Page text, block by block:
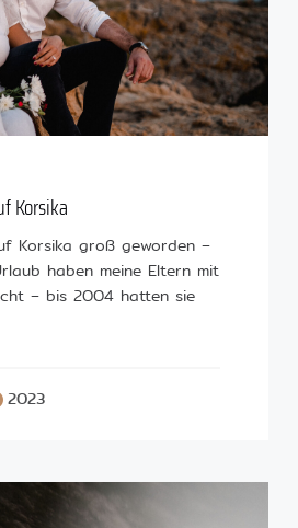
Korsika
Korsika groß geworden –
haben meine Eltern mit
– bis 2004 hatten sie
2023